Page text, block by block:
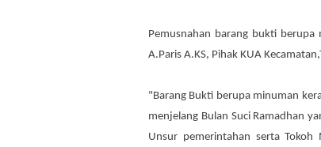
Pemusnahan barang bukti berupa
A.Paris A.KS, Pihak KUA
"Barang Bukti berupa minuman
menjelang Bulan Suci Ramadhan
Unsur pemerintahan serta